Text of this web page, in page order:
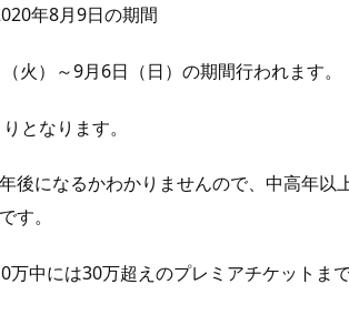
年8月9日の期間
火）～9月6日（日）の期間行われます。
となります。
後になるかわかりませんので、中高年以
す。
中には30万超えのプレミアチケットま